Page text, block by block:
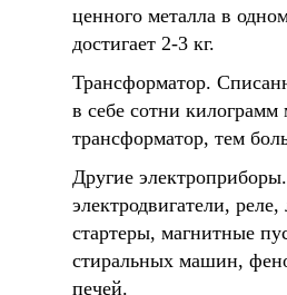
ценного металла в
достигает 2-3 кг.
Трансформатор.
в себе сотни
трансформатор, тем
Другие
электродвигатели,
стартеры, магнитные
стиральных машин,
печей.